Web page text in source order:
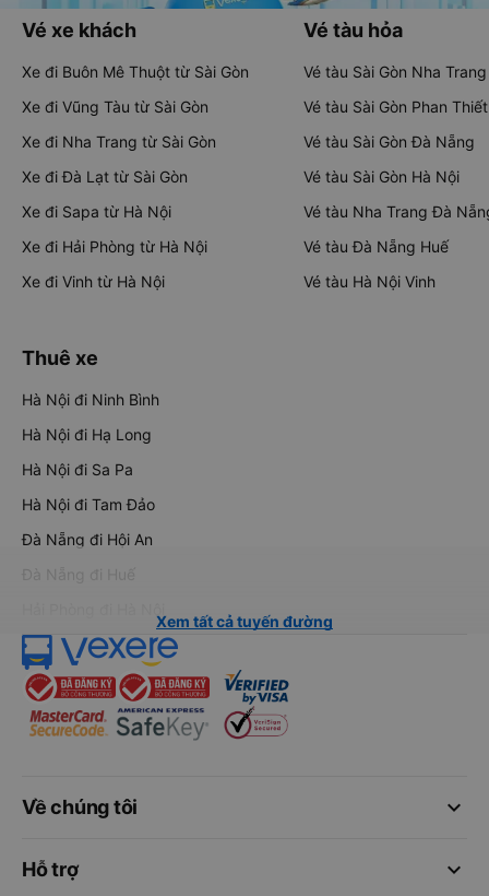
Vé xe khách
Xe đi Buôn Mê Thuột từ Sài Gòn
Xe đi Vũng Tàu từ Sài Gòn
Xe đi Nha Trang từ Sài Gòn
Xe đi Đà Lạt từ Sài Gòn
Xe đi Sapa từ Hà Nội
Xe đi Hải Phòng từ Hà Nội
Xe đi Vinh từ Hà Nội
Vé tàu hỏa
Vé tàu Sài Gòn Nha Trang
Vé tàu Sài Gòn Phan Thiết
Vé tàu Sài Gòn Đà Nẵng
Vé tàu Sài Gòn Hà Nội
Vé tàu Nha Trang Đà
Vé tàu Đà Nẵng Huế
Vé tàu Hà Nội Vinh
Thuê xe
Hà Nội đi Ninh Bình
Hà Nội đi Hạ Long
Hà Nội đi Sa Pa
Hà Nội đi Tam Đảo
Đà Nẵng đi Hội An
Đà Nẵng đi Huế
Xem tất cả tuyến đường
keyboard_arrow_down
Về chúng tôi
keyboard_arrow_down
Hỗ trợ